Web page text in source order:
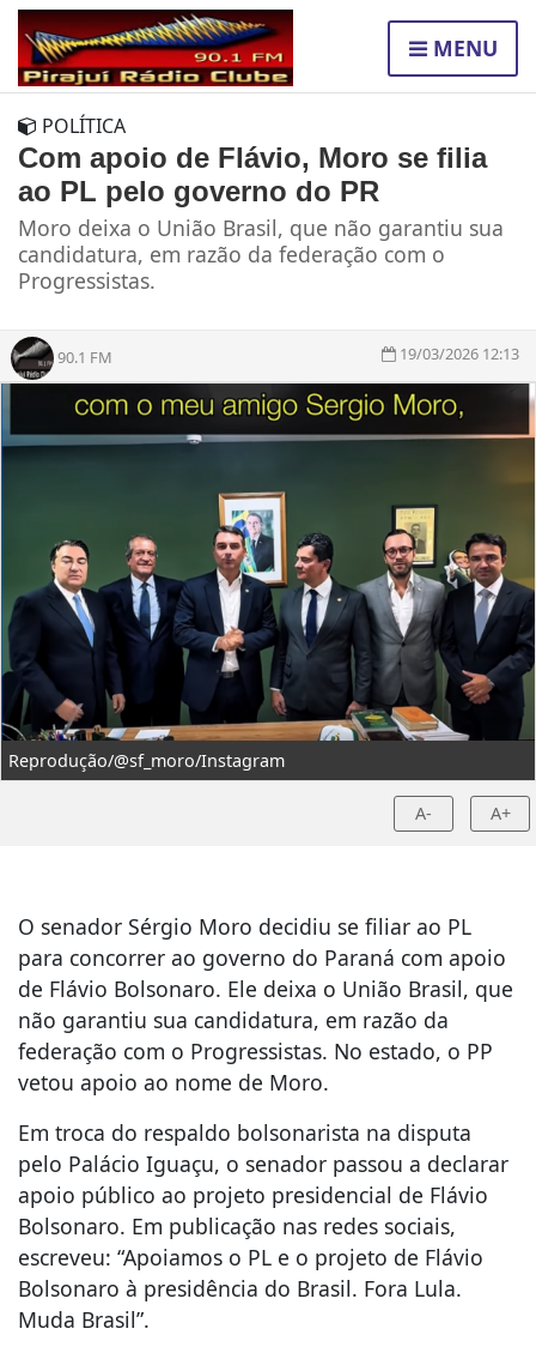
MENU
POLÍTICA
Com apoio de Flávio, Moro se filia
ao PL pelo governo do PR
Moro deixa o União Brasil, que não garantiu sua
candidatura, em razão da federação com o
Progressistas.
90.1 FM 19/03/2026 12:13
Reprodução/@sf_moro/Instagram
A- A+
O senador Sérgio Moro decidiu se filiar ao PL
para concorrer ao governo do Paraná com apoio
de Flávio Bolsonaro. Ele deixa o União Brasil, que
não garantiu sua candidatura, em razão da
federação com o Progressistas. No estado, o PP
vetou apoio ao nome de Moro.
Em troca do respaldo bolsonarista na disputa
pelo Palácio Iguaçu, o senador passou a declarar
apoio público ao projeto presidencial de Flávio
Bolsonaro. Em publicação nas redes sociais,
escreveu: “Apoiamos o PL e o projeto de Flávio
Bolsonaro à presidência do Brasil. Fora Lula.
Muda Brasil”.